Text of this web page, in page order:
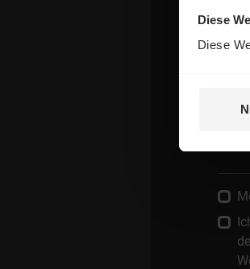
Diese
Diese
E-